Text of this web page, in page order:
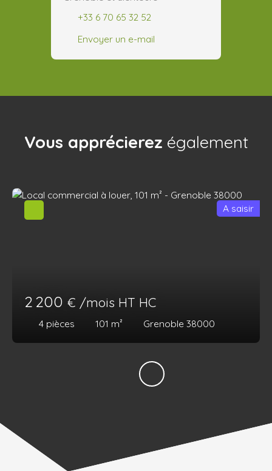
+33 6 70 65 32 52
Envoyer un e-mail
Vous apprécierez également
2 200 € /mois HT HC
4 pièces 101 m² Grenoble 38000
A saisir